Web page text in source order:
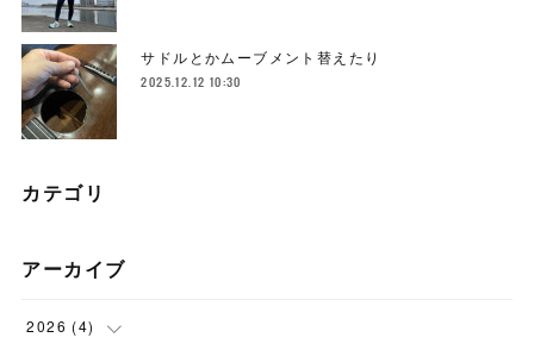
サドルとかムーブメント替えたり
2025.12.12 10:30
カテゴリ
アーカイブ
2026 (4)